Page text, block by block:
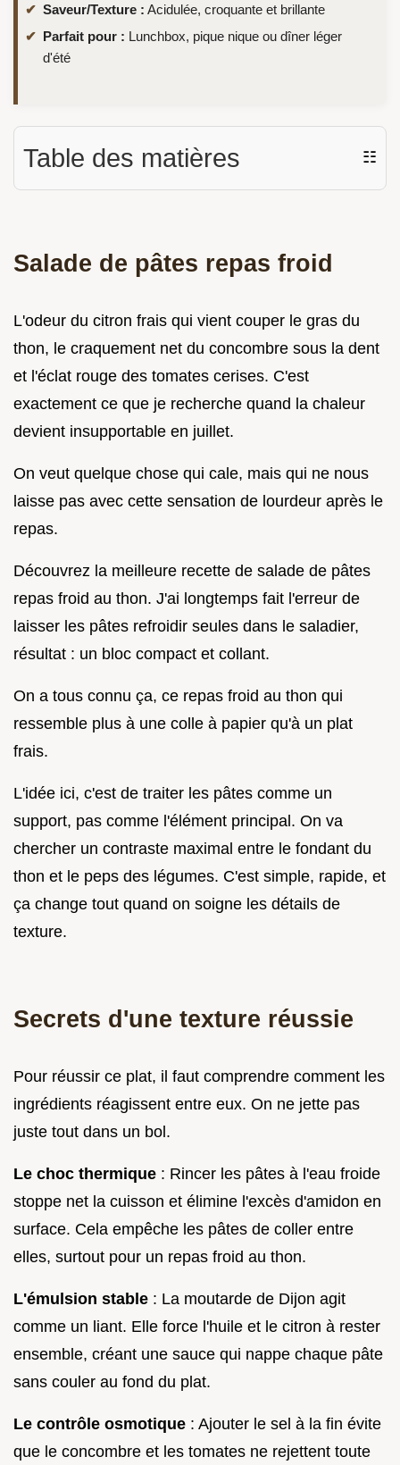
Saveur/Texture : Acidulée, croquante et brillante
Parfait pour : Lunchbox, pique nique ou dîner léger
d'été
Table des matières ☷
Salade de pâtes repas froid
L'odeur du citron frais qui vient couper le gras du
thon, le craquement net du concombre sous la dent
et l'éclat rouge des tomates cerises. C'est
exactement ce que je recherche quand la chaleur
devient insupportable en juillet.
On veut quelque chose qui cale, mais qui ne nous
laisse pas avec cette sensation de lourdeur après le
repas.
Découvrez la meilleure recette de salade de pâtes
repas froid au thon. J'ai longtemps fait l'erreur de
laisser les pâtes refroidir seules dans le saladier,
résultat : un bloc compact et collant.
On a tous connu ça, ce repas froid au thon qui
ressemble plus à une colle à papier qu'à un plat
frais.
L'idée ici, c'est de traiter les pâtes comme un
support, pas comme l'élément principal. On va
chercher un contraste maximal entre le fondant du
thon et le peps des légumes. C'est simple, rapide, et
ça change tout quand on soigne les détails de
texture.
Secrets d'une texture réussie
Pour réussir ce plat, il faut comprendre comment les
ingrédients réagissent entre eux. On ne jette pas
juste tout dans un bol.
Le choc thermique : Rincer les pâtes à l'eau froide
stoppe net la cuisson et élimine l'excès d'amidon en
surface. Cela empêche les pâtes de coller entre
elles, surtout pour un repas froid au thon.
L'émulsion stable : La moutarde de Dijon agit
comme un liant. Elle force l'huile et le citron à rester
ensemble, créant une sauce qui nappe chaque pâte
sans couler au fond du plat.
Le contrôle osmotique : Ajouter le sel à la fin évite
que le concombre et les tomates ne rejettent toute